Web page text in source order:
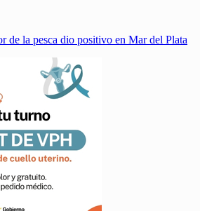
de la pesca dio positivo en Mar del Plata